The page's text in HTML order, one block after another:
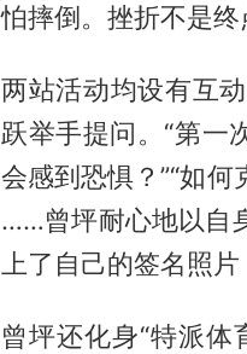
怕摔倒。挫折不是
两站活动均设有互
跃举手提问。“第一
会感到恐惧？”“如
……曾坪耐心地以自
上了自己的签名照
曾坪还化身“特派体